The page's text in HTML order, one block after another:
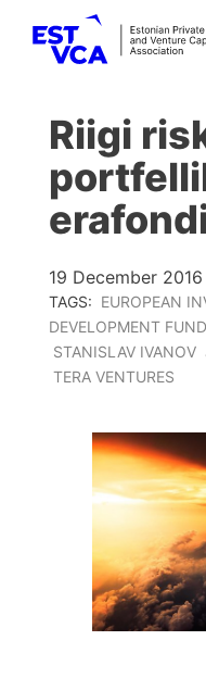
Riigi
19 December 2016
TAGS: EUROPEAN
DEVELOPMENT FUND
STANISLAV IVANOV
TERA VENTURES